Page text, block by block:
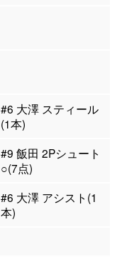
#6 大澤 スティール
(1本)
#9 飯田 2Pシュート
○(7点)
#6 大澤 アシスト(1
本)